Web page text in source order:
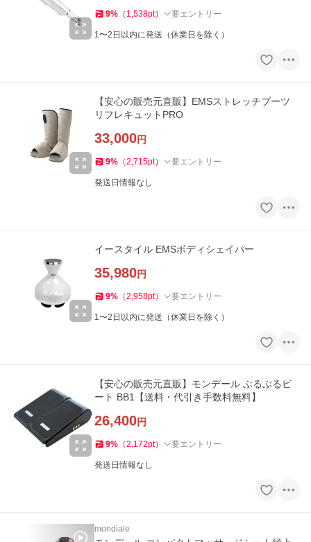
9% （ 1,538pt） 要エントリー
1〜2日以内に発送（休業日を除く）
【安心の販売元直販】EMSストレッチブーツ
リフレキュットPRO
33,000円
9% （2,715pt） 要エントリー
発送日情報なし
イースタイル EMSボディシェイパー
35,980円
9% （2,958pt） 要エントリー
1〜2日以内に発送（休業日を除く）
【安心の販売元直販】モンデール ぶるぶるビ
ート BB1【送料・代引き手数料無料】
26,400円
9% （2,172pt） 要エントリー
発送日情報なし
mondiale